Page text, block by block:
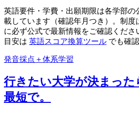
英語要件・学費・出願期限は各学部の
載しています（確認年月つき）。制度
に必ず公式で最新情報をご確認くださ
目安は 英語スコア換算ツール でも確
発音採点＋体系学習
行きたい大学が決まった
最短で。